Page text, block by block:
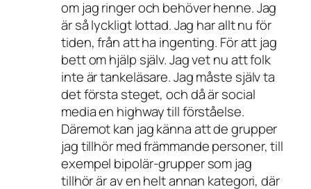
om jag ringer och behöver henne. Jag
är så lyckligt lottad. Jag har allt nu för
tiden, från att ha ingenting. För att jag
bett om hjälp själv. Jag vet nu att folk
inte är tankeläsare. Jag måste själv ta
det första steget, och då är social
media en highway till förståelse.
Däremot kan jag känna att de grupper
jag tillhör med främmande personer, till
exempel bipolär-grupper som jag
tillhör är av en helt annan kategori, där